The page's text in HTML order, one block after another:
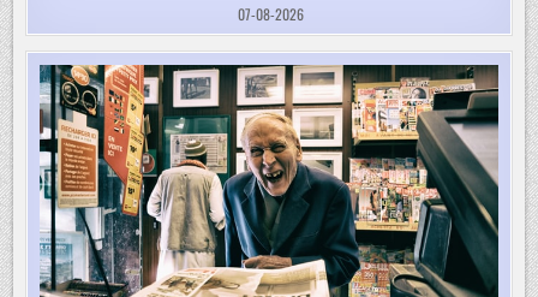
07-08-2026